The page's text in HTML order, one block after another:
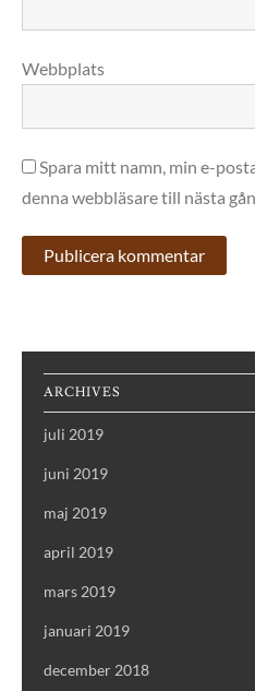
Webbplats
Spara mitt namn, min e-
denna webbläsare till nästa
ARCHIVES
juli 2019
juni 2019
maj 2019
april 2019
mars 2019
januari 2019
december 2018